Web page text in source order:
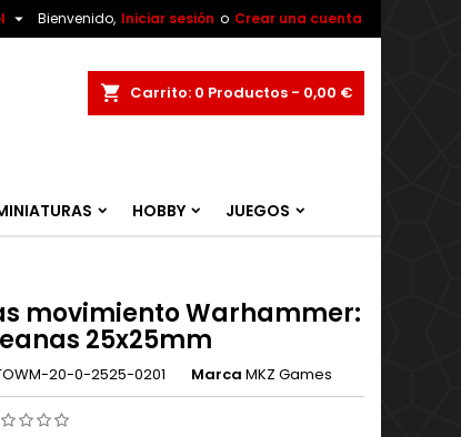
Bienvenido, Iniciar sesión o Crear una cuenta

Carrito 0 Productos - 0,00 €
HOBBY JUEGOS
movimiento Warhammer:
25x25mm
20-0-2525-0201 Marca MKZ Games